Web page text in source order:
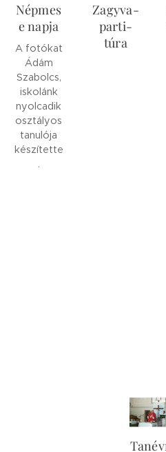
Népmes
e napja
A fotókat
Ádám
Szabolcs,
iskolánk
nyolcadik
osztályos
tanulója
készítette
.
Zagyva-
parti-
túra